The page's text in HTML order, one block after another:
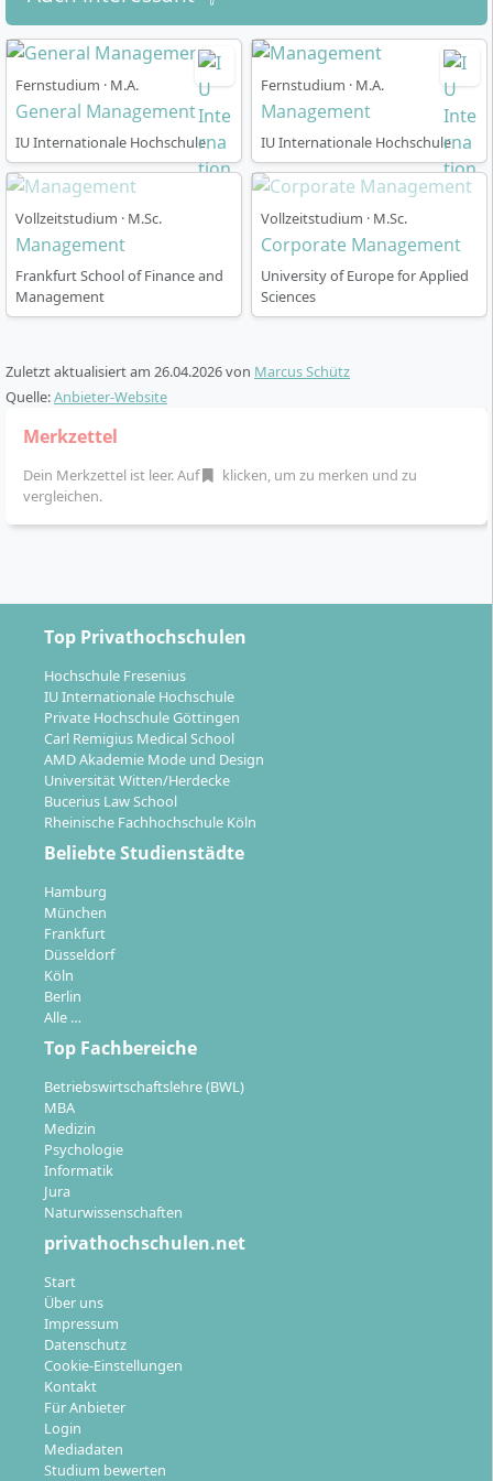
vermittelt dir der Studiengang ausgewiesene
Methodenkompetenz für das moderne Management.
Studienablauf
Das Programm ist als
berufsbegleitendes Studium
über 5 Semesterkonzipiert und ermöglicht eine
flexible Verbindung von Beruf und Weiterbildung.Der
Samstagen, sodass du weiterhin in Vollzeit arbeiten
kannst. Im Verlauf des Studiums erwarten dich diese
Vorlesungen in Blockform:
Veranstaltungen finden in der Regel am Samstag
Praxiselemente:Praxisprojekte,
Marktforschungsarbeiten und der Theorie-Praxis-
Dialog sind wesentlicher Bestandteil, um Gelerntes
unmittelbar anzuwenden.
Auslandsmodul:Im Rahmen eines zweiwöchigen
Programms in Dublin erweiterst du deine Sprach-
und Auslandserfahrung.
Doppelabschluss (optional):
internationalen Doppelabschluss (Double Degree)
in Kooperation mit Partnerhochschulen weltweit
erwerben.
Unterrichtssprachen:
finden überwiegend auf Deutsch statt;
englischsprachige Module sind integriert.
Das Studium beginnt jährlich zum Wintersemester
(September) und umfasst insgesamt
Organisation unterstützt ein effektives
Zeitmanagement für Berufstätige.
Karrierechancen & Berufsmöglichkeiten
Mit dem Abschluss als
Management
nationalen und internationalen Unternehmen.
Absolventinnen und Absolventen übernehmen
typischerweise
Fachaufgaben, etwa als:
Fernstudium · M.A.
General Management
IU Internationale Hochschule
Fernstudium · M.A.
Management
IU Internationale Hochschule
Vollzeitstudium · M.Sc.
Management
Frankfurt School of Finance and
Management
Vollzeitstudium · M.Sc.
Corporate Management
University of Europe for Applied
Sciences
Zuletzt aktualisiert am 26.04.2026von Marcus Schütz
Quelle:Anbieter-Website
Merkzettel
Dein Merkzettel ist leer. Auf
klicken, um zu merken und zu
vergleichen.
Top Privathochschulen
Hochschule Fresenius
IU Internationale Hochschule
Private Hochschule Göttingen
Carl Remigius Medical School
AMD Akademie Mode und Design
Universität Witten/Herdecke
Bucerius Law School
Rheinische Fachhochschule Köln
Beliebte Studienstädte
Hamburg
München
Frankfurt
Düsseldorf
Köln
Berlin
Alle …
Top Fachbereiche
Betriebswirtschaftslehre (BWL)
MBA
Medizin
Psychologie
Informatik
Jura
Naturwissenschaften
privathochschulen.net
Start
Über uns
Impressum
Datenschutz
Cookie-Einstellungen
Kontakt
Für Anbieter
Login
Mediadaten
Studium bewerten